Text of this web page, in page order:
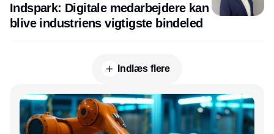
Indspark: Digitale medarbejdere kan
blive industriens vigtigste bindeled
Indlæs flere
Annonce